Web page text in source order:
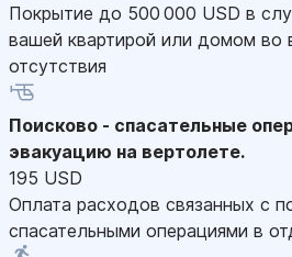
Покрытие до 500 000 USD в
вашей квартирой или домом во
отсутствия
Поисково - спасательные
эвакуацию на вертолете.
195 USD
Оплата расходов связанных с
спасательными операциями в